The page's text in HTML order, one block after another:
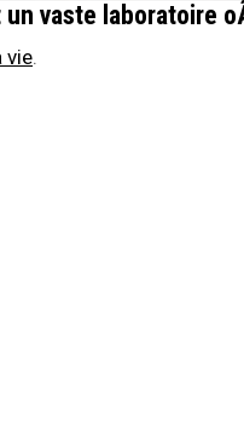
vie.